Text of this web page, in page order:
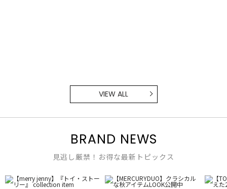
VIEW ALL
BRAND NEWS
見逃し厳禁！お得な最新トピックス